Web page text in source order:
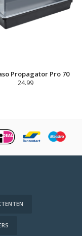
Propagator Pro 70
24.99